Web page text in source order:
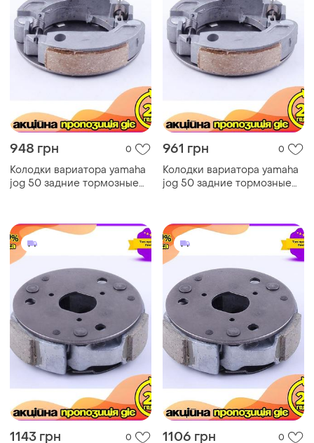
948 грн 0
Колодки вариатора yamaha
jog 50 задние тормозные
961 грн 0
Колодки вариатора yamaha
jog 50 задние тормозные
1143 грн 0 1106 грн 0